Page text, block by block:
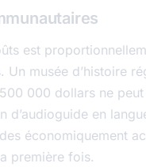
est
musée d’histoire
000 dollars ne
en
économiquement
première fois.